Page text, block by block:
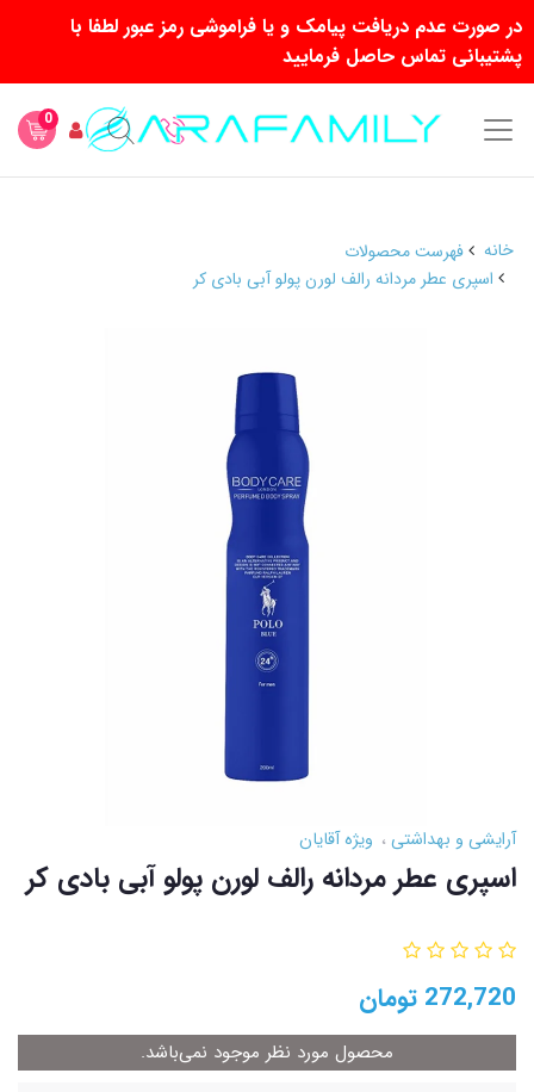
در صورت عدم دریافت پیامک و یا فراموشی رمز عبور لطفا با
پشتیبانی تماس حاصل فرمایید
0
خانه
فهرست محصولات
اسپری عطر مردانه رالف لورن پولو آبی بادی کر
آرایشی و بهداشتی ویژه آقایان
اسپری عطر مردانه رالف لورن پولو آبی بادی کر
272,720 تومان
محصول مورد نظر موجود نمی‌باشد.